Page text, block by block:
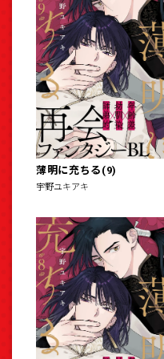
薄明に充ちる(9)
宇野ユキアキ